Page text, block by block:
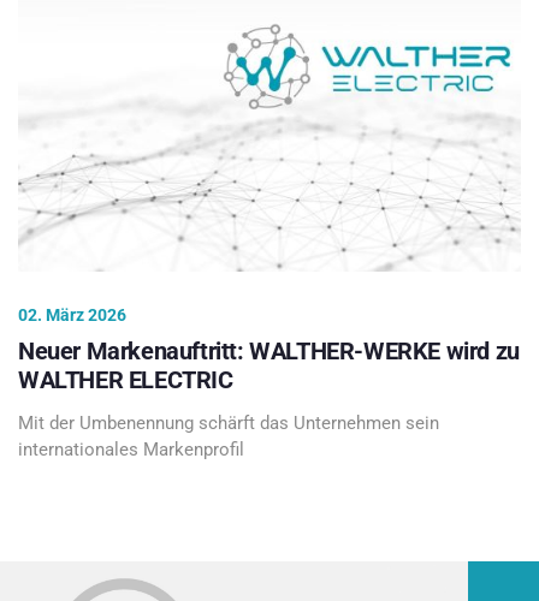
02. März 2026
Neuer Markenauftritt: WALTHER-WERKE wird zu
WALTHER ELECTRIC
Mit der Umbenennung schärft das Unternehmen sein
internationales Markenprofil